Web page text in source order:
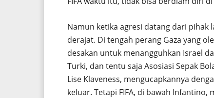
Namun ketika agresi datang dari pihak
derajat. Di tengah perang Gaza yang
desakan untuk menangguhkan Israel
Turki, dan tentu saja Asosiasi Sepak
Lise Klaveness, mengucapkannya
keluar. Tetapi FIFA, di bawah